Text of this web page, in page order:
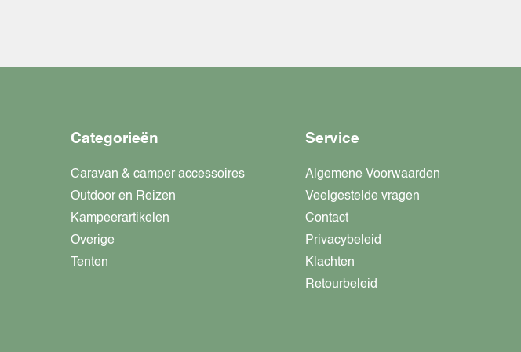
Categorieën
Caravan & camper accessoires
Outdoor en Reizen
Kampeerartikelen
Overige
Tenten
Service
Algemene Voorwaarden
Veelgestelde vragen
Contact
Privacybeleid
Klachten
Retourbeleid